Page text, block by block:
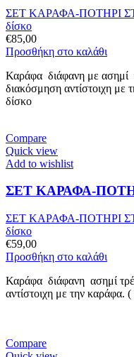
ΣΕΤ ΚΑΡΑΦΑ-ΠΟΤΗΡΙ
δίσκο
€85,00
Προσθήκη στο καλάθι
Καράφα διάφανη με ασημί
διακόσμηση αντίστοιχη με
δίσκο
Compare
Quick view
Add to wishlist
ΣΕΤ ΚΑΡΑΦΑ-
ΣΕΤ ΚΑΡΑΦΑ-ΠΟΤΗΡΙ
δίσκο
€59,00
Προσθήκη στο καλάθι
Καράφα διάφανη ασημί
αντίστοιχη με την καράφα.
Compare